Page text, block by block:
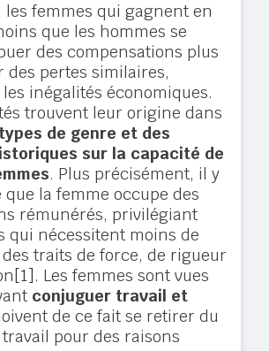
les femmes qui gagnent en
que les hommes se
des compensations plus
des pertes similaires,
inégalités économiques.
trouvent leur origine dans
de genre et des
sur la capacité de
. Plus précisément, il y
que la femme occupe des
rémunérés, privilégiant
qui nécessitent moins de
traits de force, de rigueur
[1]. Les femmes sont vues
conjuguer travail et
de ce fait se retirer du
pour des raisons